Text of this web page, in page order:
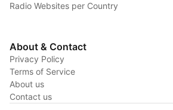
Radio Websites per Country
About & Contact
Privacy Policy
Terms of Service
About us
Contact us